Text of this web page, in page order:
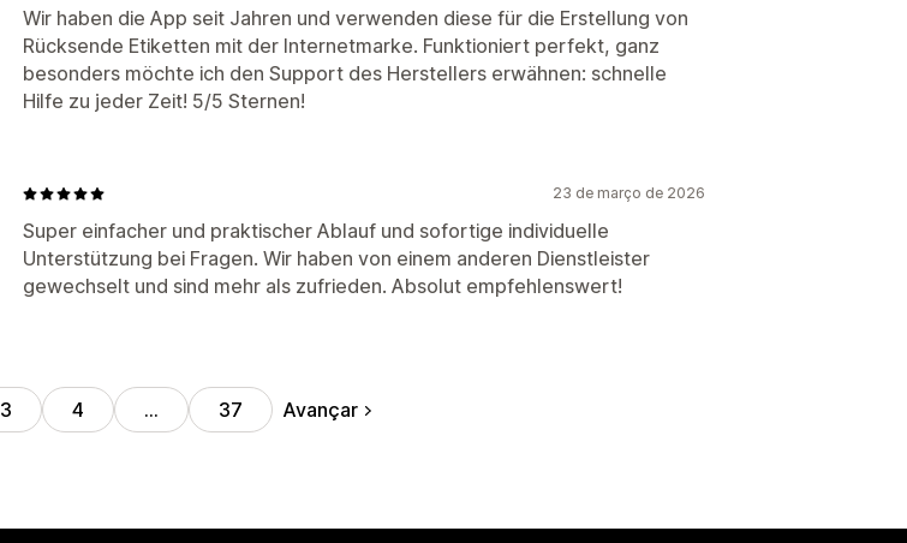
Wir haben die App seit Jahren und verwenden diese für die Erstellung von
Rücksende Etiketten mit der Internetmarke. Funktioniert perfekt, ganz
besonders möchte ich den Support des Herstellers erwähnen: schnelle
Hilfe zu jeder Zeit! 5/5 Sternen!
23 de março de 2026
Super einfacher und praktischer Ablauf und sofortige individuelle
Unterstützung bei Fragen. Wir haben von einem anderen Dienstleister
gewechselt und sind mehr als zufrieden. Absolut empfehlenswert!
3 4 … 37 Avançar